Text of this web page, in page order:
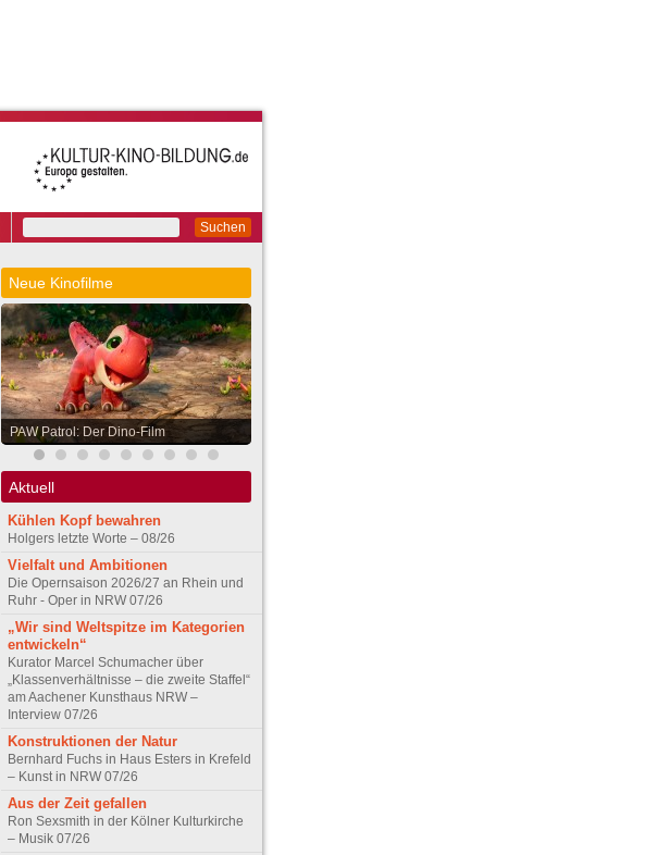
Suchen
Neue Kinofilme
PAW Patrol: Der Dino-Film
Aktuell
Kühlen Kopf bewahren
Holgers letzte Worte – 08/26
Vielfalt und Ambitionen
Die Opernsaison 2026/27 an Rhein und
Ruhr - Oper in NRW 07/26
„Wir sind Weltspitze im Kategorien
entwickeln“
Kurator Marcel Schumacher über
„Klassenverhältnisse – die zweite Staffel“
am Aachener Kunsthaus NRW –
Interview 07/26
Konstruktionen der Natur
Bernhard Fuchs in Haus Esters in Krefeld
– Kunst in NRW 07/26
Aus der Zeit gefallen
Ron Sexsmith in der Kölner Kulturkirche
– Musik 07/26